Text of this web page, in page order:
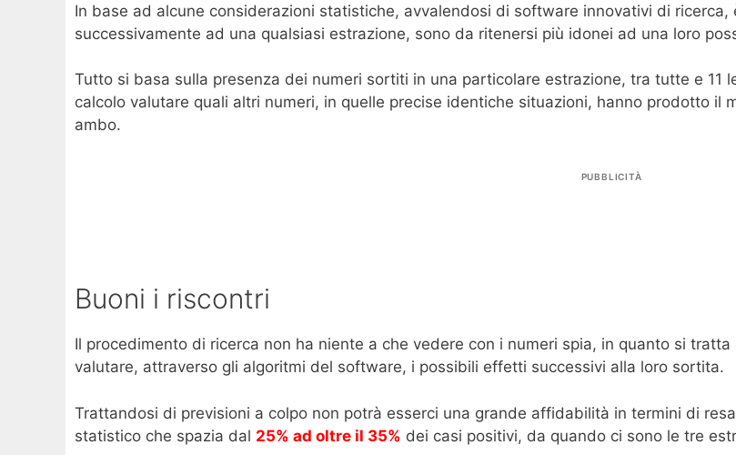
In base ad alcune considerazioni statistiche, avvalendosi di software innovativi di
successivamente ad una qualsiasi estrazione, sono da ritenersi più idonei ad una loro
Tutto si basa sulla presenza dei numeri sortiti in una particolare estrazione, tra tutte e 11
calcolo valutare quali altri numeri, in quelle precise identiche situazioni, hanno prodotto il
ambo.
PUBBLICITÀ
Buoni i riscontri
Il procedimento di ricerca non ha niente a che vedere con i numeri spia, in quanto si
valutare, attraverso gli algoritmi del software, i possibili effetti successivi alla loro sortita.
Trattandosi di previsioni a colpo non potrà esserci una grande affidabilità in termini di
statistico che spazia dal 25% ad oltre il 35% dei casi positivi, da quando ci sono le tre